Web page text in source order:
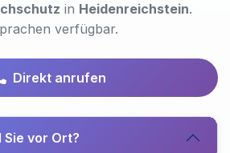
in Heidenreichstein.
verfügbar.
Direkt anrufen
vor Ort?